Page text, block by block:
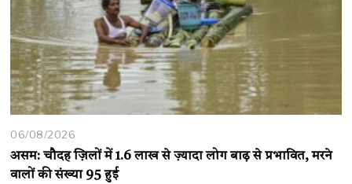
06/08/2026
असम: चौदह ज़िलों में 1.6 लाख से ज़्यादा लोग बाढ़ से प्रभावित, मरने
वालों की संख्या 95 हुई